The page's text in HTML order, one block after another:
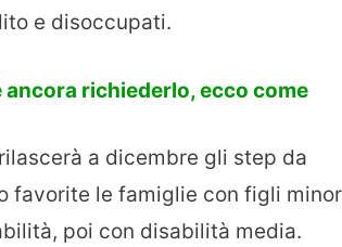
e disoccupati.
richiederlo, ecco come
a dicembre gli step da
favorite le famiglie con figli
poi con disabilità media.